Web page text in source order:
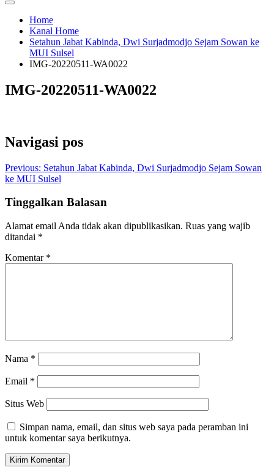
Home
Kanal Home
Setahun Jabat Kabinda, Dwi Surjadmodjo Sejam Sowan ke
MUI Sulsel
IMG-20220511-WA0022
IMG-20220511-WA0022
Navigasi pos
Previous: Setahun Jabat Kabinda, Dwi Surjadmodjo Sejam Sowan
ke MUI Sulsel
Tinggalkan Balasan
Alamat email Anda tidak akan dipublikasikan. Ruas yang wajib
ditandai *
Komentar *
Nama *
Email *
Situs Web
Simpan nama, email, dan situs web saya pada peramban ini
untuk komentar saya berikutnya.